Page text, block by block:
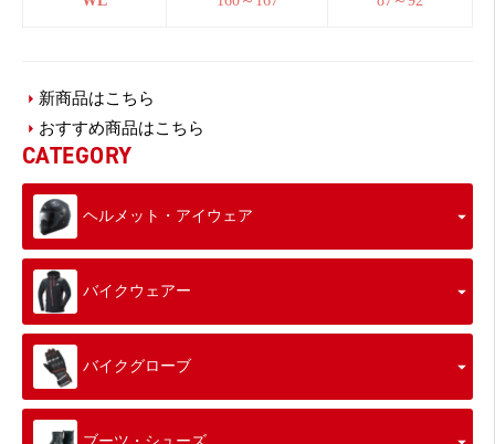
新商品はこちら
おすすめ商品はこちら
CATEGORY
ヘルメット・アイウェア
バイクウェアー
バイクグローブ